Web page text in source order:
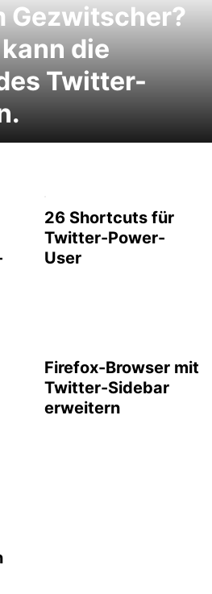
Gezwitscher?
die
Twitter-
26 Shortcuts für
Twitter-Power-
User
Firefox-Browser mit
Twitter-Sidebar
erweitern